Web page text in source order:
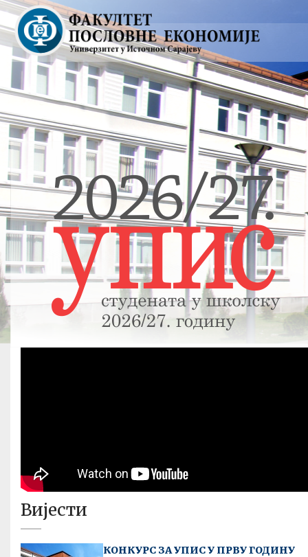
Вијести
КОНКУРС ЗА УПИС У ПРВУ ГОДИНУ